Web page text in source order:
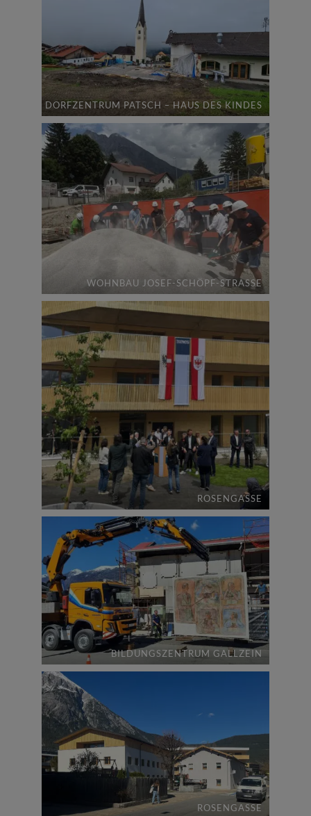
DORFZENTRUM PATSCH – HAUS DES KINDES
WOHNBAU JOSEF-SCHÖPF-STRASSE
ROSENGASSE
BILDUNGSZENTRUM GALLZEIN
ROSENGASSE